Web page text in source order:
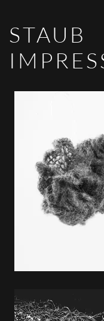
STAUB